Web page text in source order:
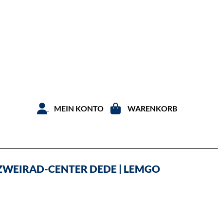
MEIN KONTO WARENKORB
CENTER DEDE | LEMGO